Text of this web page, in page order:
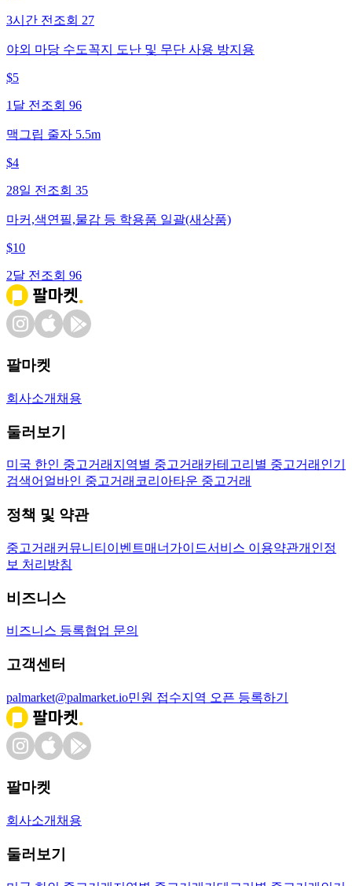
3시간 전 조회 27
야외 마당 수도꼭지 도난 및 무단 사용 방지용
$5
1달 전 조회 96
맥그립 줄자 5.5m
$4
28일 전 조회 35
마커,색연필,물감 등 학용품 일괄(새상품)
$10
2달 전 조회 96
팔마켓
회사소개 채용
둘러보기
미국 한인 중고거래 지역별 중고거래 카테고리별 중고거래 인기
검색어 얼바인 중고거래 코리아타운 중고거래
정책 및 약관
중고거래 커뮤니티 이벤트매너가이드서비스 이용약관개인정
보 처리방침
비즈니스
비즈니스 등록협업 문의
고객센터
palmarket@palmarket.io민원 접수지역 오픈 등록하기
팔마켓
회사소개 채용
둘러보기